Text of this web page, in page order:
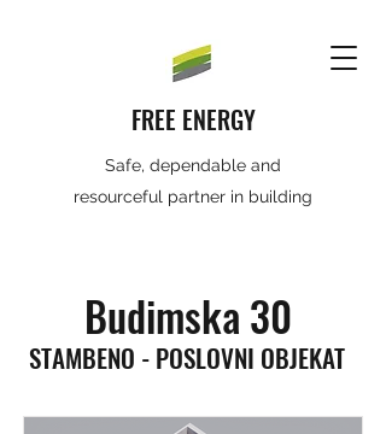
FREE ENERGY
Safe, dependable and
resourceful partner in building
Budimska 30
STAMBENO - POSLOVNI OBJEKAT